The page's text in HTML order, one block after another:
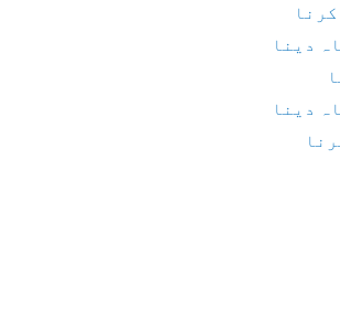
دینا
دینا